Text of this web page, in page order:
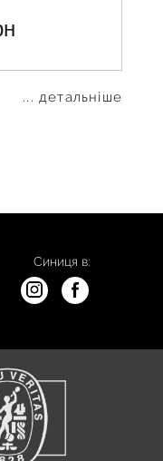
... детальніше
Синиця в: